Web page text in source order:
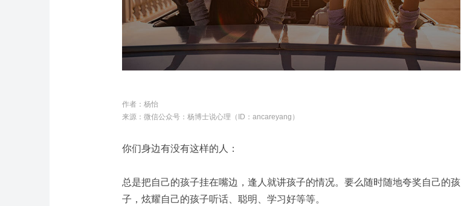
作者：杨怡
来源：微信公众号： 杨博士说心理（ID：ancareyang）
你们身边有没有这样的人：
总是把自己的孩子挂在嘴边，逢人就讲孩子的情况。要么随时随地夸奖自己的孩
子，炫耀自己的孩子听话、聪明、学习好等等。